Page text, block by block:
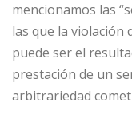
mencionamos las
las que la violación
puede ser el
prestación de un
arbitrariedad